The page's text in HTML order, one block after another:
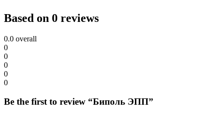
Based on 0 reviews
0.0 overall
0
0
0
0
0
Be the first to review “Биполь ЭПП”